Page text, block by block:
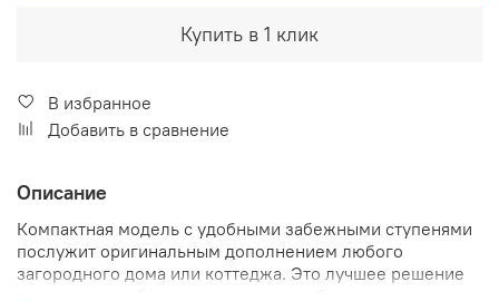
Купить в 1 клик
В избранное
Добавить в сравнение
Описание
Компактная модель с удобными забежными ступенями
послужит оригинальным дополнением любого
загородного дома или коттеджа. Это лучшее решение